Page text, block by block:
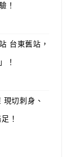
！
台東舊站，
！
切刺身、
！